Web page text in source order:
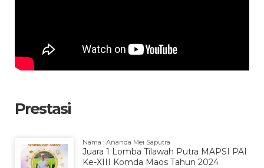
Prestasi
Nama : Ananda Mei Saputra
Juara 1 Lomba Tilawah Putra MAPSI PAI
Ke-XIII Komda Maos Tahun 2024